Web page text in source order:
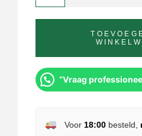
“Vraag
Voor 18:00besteld,